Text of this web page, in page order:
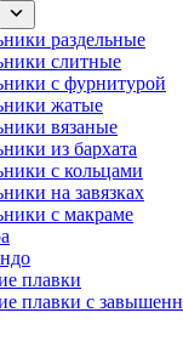
раздельные
слитные
с фурнитурой
жатые
вязаные
из бархата
с кольцами
на завязках
с макраме
плавки
плавки с